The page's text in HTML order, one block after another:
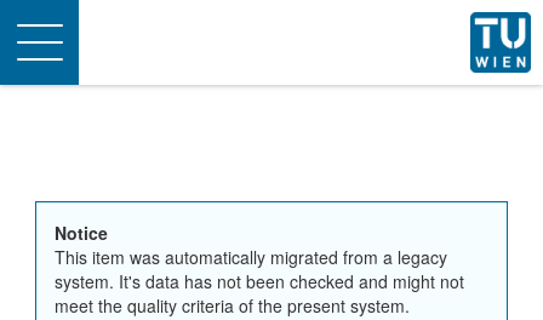
Toggle
navigation
Notice
This item was automatically migrated from a legacy
system. It's data has not been checked and might not
meet the quality criteria of the present system.